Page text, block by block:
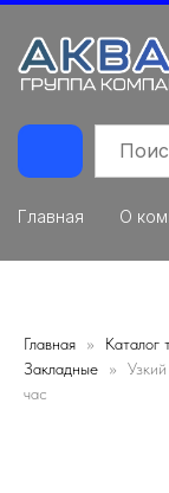
Главная О
Главная Каталог
Закладные
час